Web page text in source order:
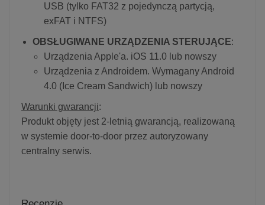
USB (tylko FAT32 z pojedynczą partycją,
exFAT i NTFS)
OBSŁUGIWANE URZĄDZENIA STERUJĄCE:
Urządzenia Apple'a. iOS 11.0 lub nowszy
Urządzenia z Androidem. Wymagany Android
4.0 (Ice Cream Sandwich) lub nowszy
Warunki gwarancji:
Produkt objęty jest 2-letnią gwarancją, realizowaną
w systemie door-to-door przez autoryzowany
centralny serwis.